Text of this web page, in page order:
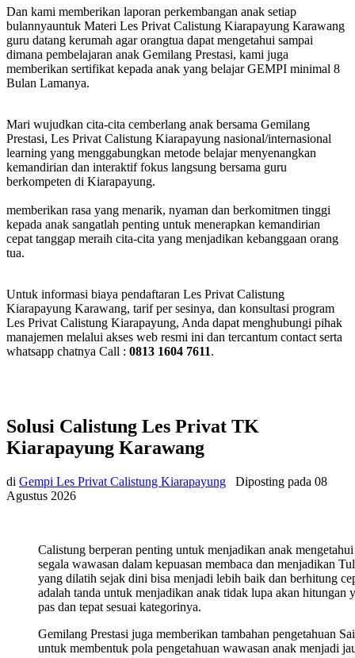
Dan kami memberikan laporan perkembangan anak setiap
bulannyauntuk Materi Les Privat Calistung Kiarapayung Karawang
guru datang kerumah agar orangtua dapat mengetahui sampai
dimana pembelajaran anak Gemilang Prestasi, kami juga
memberikan sertifikat kepada anak yang belajar GEMPI minimal 8
Bulan Lamanya.
Mari wujudkan cita-cita cemberlang anak bersama Gemilang
Prestasi, Les Privat Calistung Kiarapayung nasional/internasional
learning yang menggabungkan metode belajar menyenangkan
kemandirian dan interaktif fokus langsung bersama guru
berkompeten di Kiarapayung.
memberikan rasa yang menarik, nyaman dan berkomitmen tinggi
kepada anak sangatlah penting untuk menerapkan kemandirian
cepat tanggap meraih cita-cita yang menjadikan kebanggaan orang
tua.
Untuk informasi biaya pendaftaran Les Privat Calistung
Kiarapayung Karawang, tarif per sesinya, dan konsultasi program
Les Privat Calistung Kiarapayung, Anda dapat menghubungi pihak
manajemen melalui akses web resmi ini dan tercantum contact serta
whatsapp chatnya Call : 0813 1604 7611.
Solusi Calistung Les Privat TK
Kiarapayung Karawang
di Gempi Les Privat Calistung Kiarapayung Diposting pada 08
Agustus 2026
Calistung berperan penting untuk menjadikan anak mengetahui
segala wawasan dalam kepuasan membaca dan menjadikan
yang dilatih sejak dini bisa menjadi lebih baik dan berhitung
adalah tanda untuk menjadikan anak tidak lupa akan hitungan
pas dan tepat sesuai kategorinya.
Gemilang Prestasi juga memberikan tambahan pengetahuan
untuk membentuk pola pengetahuan wawasan anak menjadi